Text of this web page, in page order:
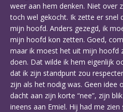
weer aan hem denken. Niet over
toch wel gekocht. Ik zette er snel
mijn hoofd. Anders gezegd, ik
mijn hoofd kon zetten. Goed,
maar ik moest het uit mijn hoofd
doen. Dat wilde ik hem eigenlijk
dat ik zijn standpunt zou
zijn als het nodig was. Geen idee
dacht aan zijn korte “nee”, zijn
ineens aan Emiel. Hij had me